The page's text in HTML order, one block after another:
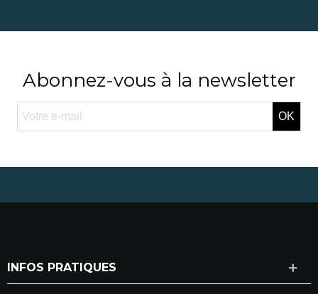
Abonnez-vous à la newsletter
OK
INFOS PRATIQUES